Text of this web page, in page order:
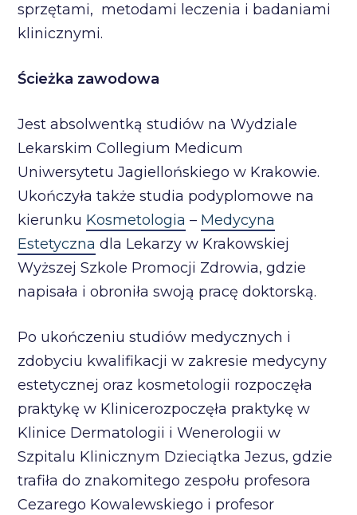
sprzętami, metodami leczenia i badaniami
klinicznymi.
Ścieżka zawodowa
Jest absolwentką studiów na Wydziale
Lekarskim Collegium Medicum
Uniwersytetu Jagiellońskiego w Krakowie.
Ukończyła także studia podyplomowe na
kierunku Kosmetologia – Medycyna
Estetyczna dla Lekarzy w Krakowskiej
Wyższej Szkole Promocji Zdrowia, gdzie
napisała i obroniła swoją pracę doktorską.
Po ukończeniu studiów medycznych i
zdobyciu kwalifikacji w zakresie medycyny
estetycznej oraz kosmetologii rozpoczęła
praktykę w Klinicerozpoczęła praktykę w
Klinice Dermatologii i Wenerologii w
Szpitalu Klinicznym Dzieciątka Jezus, gdzie
trafiła do znakomitego zespołu profesora
Cezarego Kowalewskiego i profesor